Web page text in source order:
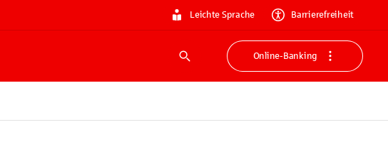
Leichte Sprache Barrierefreiheit
Suche
Online-Banking